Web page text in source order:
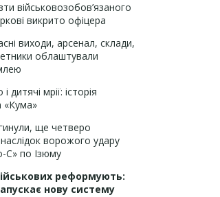
військовозобов’язаного
викрито офіцера
виходи, арсенал, склади,
облаштували
дитячі мрії: історія
«Кума»
ще четверо
ворожого удару
С» по Ізюму
реформують:
нову систему